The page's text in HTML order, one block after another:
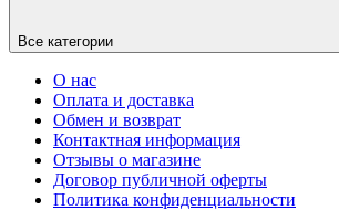
Все категории
О нас
Оплата и доставка
Обмен и возврат
Контактная информация
Отзывы о магазине
Договор публичной оферты
Политика конфиденциальности